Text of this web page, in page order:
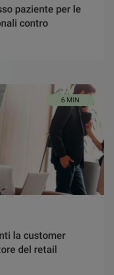
paziente per le
contro
6 MIN
la customer
del retail